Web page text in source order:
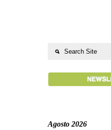
Agosto 2026